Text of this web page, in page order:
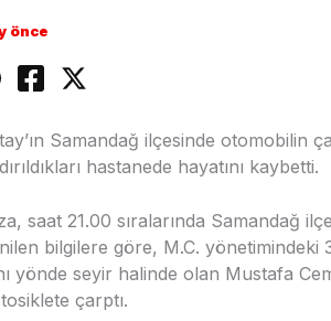
önce
Samandağ ilçesinde otomobilin
hastanede hayatını kaybetti.
saat 21.00 sıralarında Samandağ
bilgilere göre, M.C.
yönde seyir halinde olan Mustafa
çarptı.